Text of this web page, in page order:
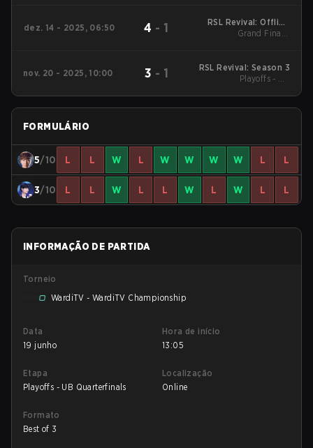
dez. 14 - 2025, 06:50 4 - 1
RSL Revival: Offline
Finals
Grand Final -
nov. 20 - 2025, 10:00 3 - 1
RSL Revival: Season 3
Playoffs - UB
FORMULÁRIO
5/10 L L W L W W W W L L
3/10 L L W L L W L W L L
INFORMAÇÃO DE PARTIDA
Torneio
WardiTV - WardiTV Championship
Data
19 junho
Hora de início
13:05
Etapa
Playoffs - UB Quarterfinals
Localização
Online
Formato
Best of 3